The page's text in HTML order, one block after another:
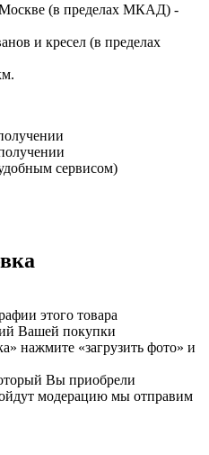
(в пределах МКАД) -
и кресел (в пределах
сервисом)
этого товара
Вашей покупки
нажмите «загрузить фото» и
Вы приобрели
модерацию мы отправим